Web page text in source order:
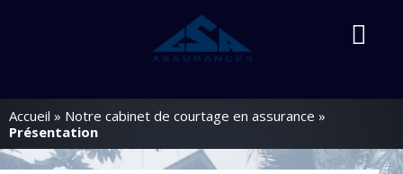
Accueil » Notre cabinet de courtage en assurance »
Présentation